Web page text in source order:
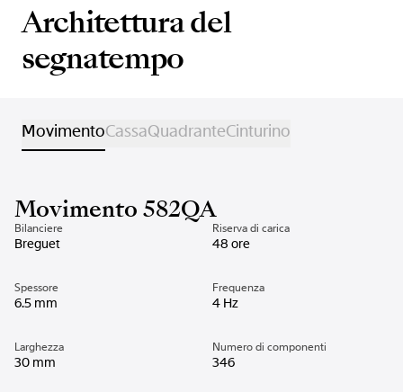
Architettura del
segnatempo
MovimentoCassaQuadranteCinturino
Movimento 582QA
Bilanciere
Breguet
Riserva di carica
48 ore
Spessore
6.5 mm
Frequenza
4 Hz
Larghezza
30 mm
Numero di componenti
346